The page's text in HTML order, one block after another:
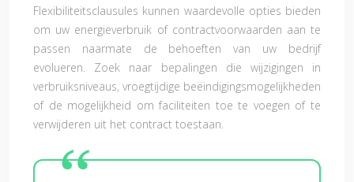
Flexibiliteitsclausules kunnen waardevolle opties bieden
om uw energieverbruik of contractvoorwaarden aan te
passen naarmate de behoeften van uw bedrijf
evolueren. Zoek naar bepalingen die wijzigingen in
verbruiksniveaus, vroegtijdige beëindigingsmogelijkheden
of de mogelijkheid om faciliteiten toe te voegen of te
verwijderen uit het contract toestaan.